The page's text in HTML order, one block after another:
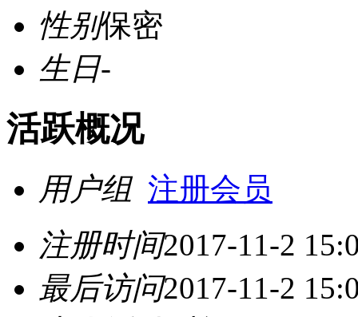
性别保密
生日-
活跃概况
用户组 注册会员
注册时间2017-11-2
最后访问2017-11-2